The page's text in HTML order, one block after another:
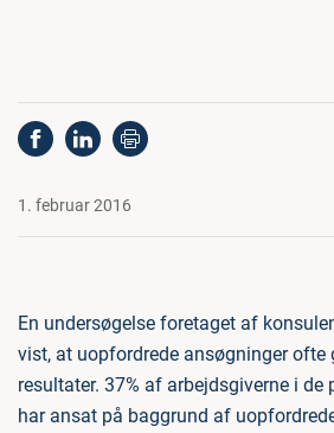
1. februar 2016
En undersøgelse foretaget af
vist, at uopfordrede ansøgninger ofte
resultater. 37% af arbejdsgiverne i de
har ansat på baggrund af